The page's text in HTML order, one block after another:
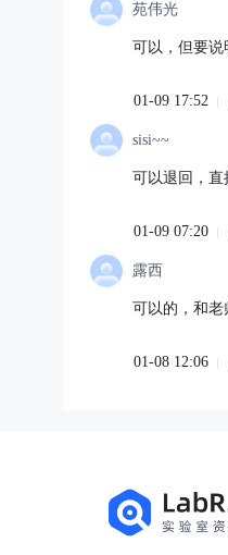
苑伟光
可以，但要
01-09 17:52
sisi~~
可以退回，直
01-09 07:20
露西
可以的，和老
01-08 12:06